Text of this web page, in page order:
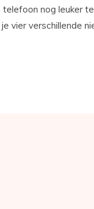
nog leuker
vier verschillende